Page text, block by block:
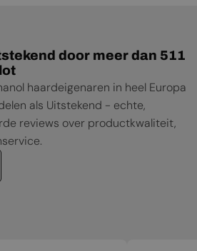
door meer dan 511
haardeigenaren in heel Europa
als Uitstekend - echte,
reviews over productkwaliteit,